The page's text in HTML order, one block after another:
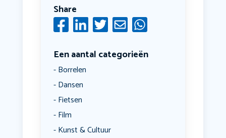
Share
Een aantal categorieën
Borrelen
Dansen
Fietsen
Film
Kunst & Cultuur